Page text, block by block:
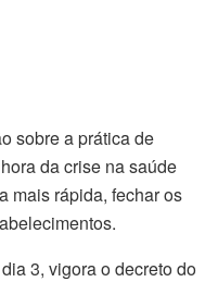
sobre a prática de
da crise na saúde
mais rápida, fechar os
3, vigora o decreto do